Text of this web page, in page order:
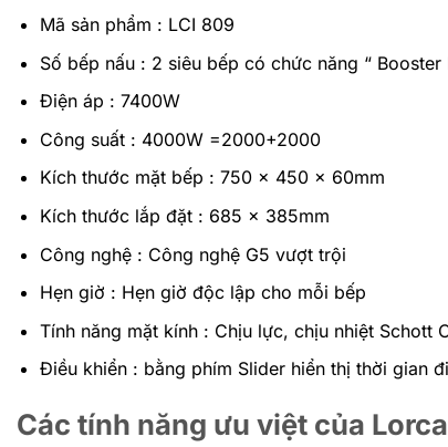
Mã sản phẩm : LCI 809
Số bếp nấu : 2 siêu bếp có chức năng “ Booster
Điện áp : 7400W
Công suất : 4000W =2000+2000
Kích thước mặt bếp : 750 x 450 x 60mm
Kích thước lắp đặt : 685 x 385mm
Công nghệ : Công nghệ G5 vượt trội
Hẹn giờ : Hẹn giờ độc lập cho mỗi bếp
Tính năng mặt kính : Chịu lực, chịu nhiệt Schott
Điều khiển : bằng phím Slider hiển thị thời gian
Các tính năng ưu việt của